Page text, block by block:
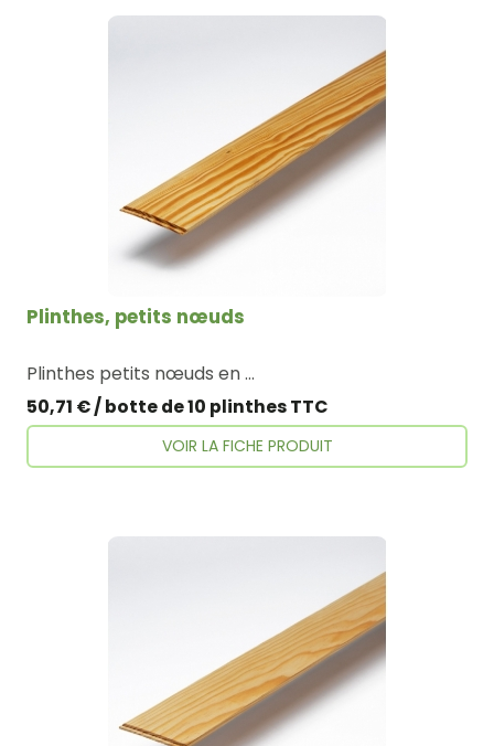
Plinthes, petits nœuds
Plinthes petits nœuds en pin des Landes. Choix : Petits Noeuds Longueur : 200 cm Largeur : 7 cm Epaisseur : 10 mm Plus Produit : Facile à poser, son arrondi
50,71 € / botte de 10 plinthes TTC
VOIR LA FICHE PRODUIT